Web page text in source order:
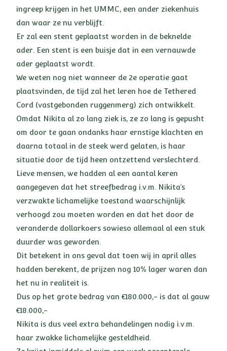
ingreep krijgen in het UMMC, een ander ziekenhuis
dan waar ze nu verblijft.
Er zal een stent geplaatst worden in de beknelde
ader. Een stent is een buisje dat in een vernauwde
ader geplaatst wordt.
We weten nog niet wanneer de 2e operatie gaat
plaatsvinden, de tijd zal het leren hoe de Tethered
Cord (vastgebonden ruggenmerg) zich ontwikkelt.
Omdat Nikita al zo lang ziek is, ze zo lang is gepusht
om door te gaan ondanks haar ernstige klachten en
daarna totaal in de steek werd gelaten, is haar
situatie door de tijd heen ontzettend verslechterd.
Lieve mensen, we hadden al een aantal keren
aangegeven dat het streefbedrag i.v.m. Nikita’s
verzwakte lichamelijke toestand waarschijnlijk
verhoogd zou moeten worden en dat het door de
veranderde dollarkoers sowieso allemaal al een stuk
duurder was geworden.
Dit betekent in ons geval dat toen wij in april alles
hadden berekent, de prijzen nog 10% lager waren dan
het nu in realiteit is.
Dus op het grote bedrag van €180.000,- is dat al gauw
€18.000,-
Nikita is dus veel extra behandelingen nodig i.v.m.
haar zwakke lichamelijke gesteldheid.